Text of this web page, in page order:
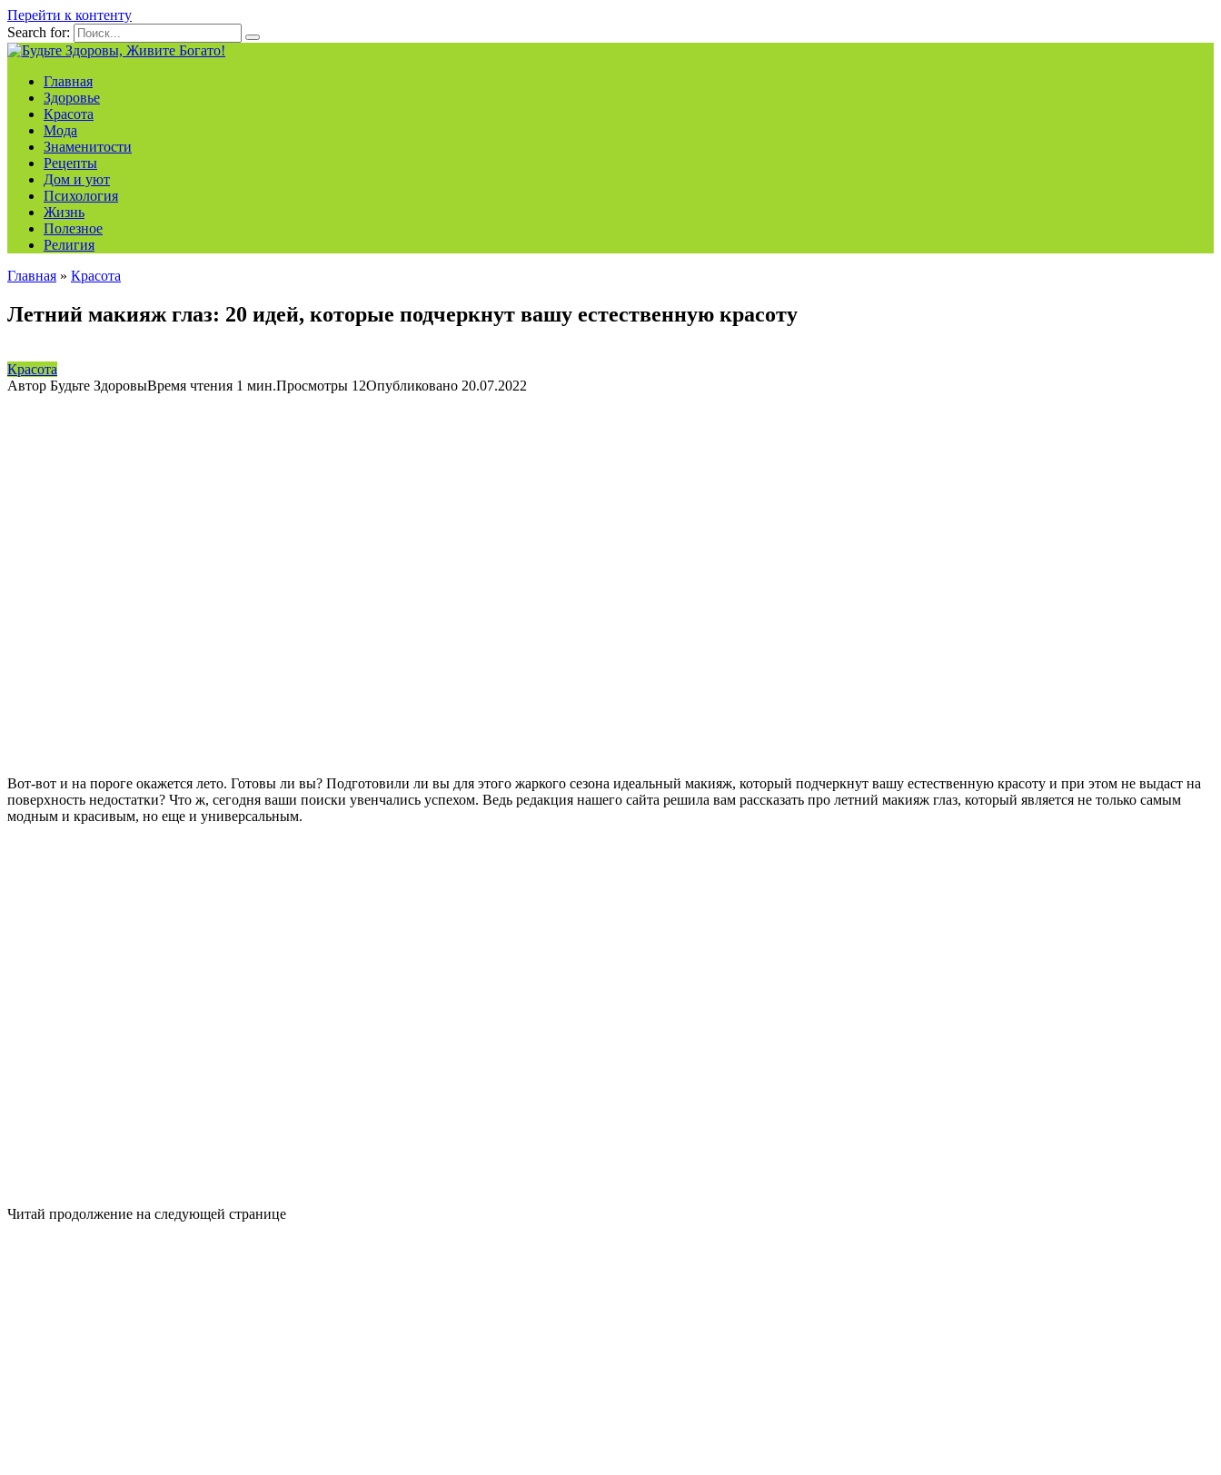
Перейти к контенту
Search for:
Главная
Здоровье
Красота
Мода
Знаменитости
Рецепты
Дом и уют
Психология
Жизнь
Полезное
Религия
Главная » Красота
Летний макияж глаз: 20 идей, которые подчеркнут вашу естественную красоту
Красота
Автор Будьте ЗдоровыВремя чтения 1 мин.Просмотры 12Опубликовано 20.07.2022
Вот-вот и на пороге окажется лето. Готовы ли вы? Подготовили ли вы для этого жаркого сезона идеальный макияж, который подчеркнут вашу естественную красоту и при этом не выдаст на
поверхность недостатки? Что ж, сегодня ваши поиски увенчались успехом. Ведь редакция нашего сайта решила вам рассказать про летний макияж глаз, который является не только самым
модным и красивым, но еще и универсальным.
Читай продолжение на следующей странице